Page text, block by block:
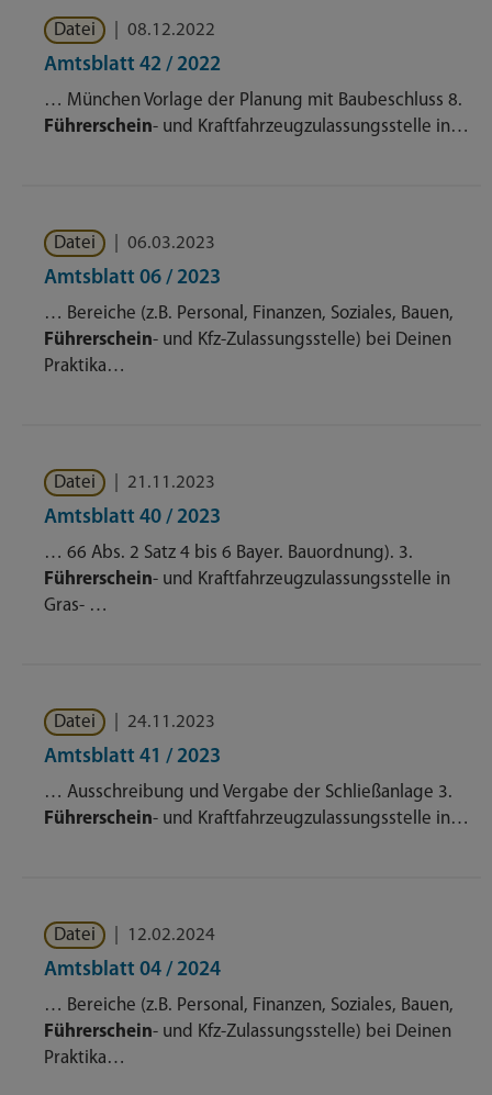
Datei 08.12.2022
Amtsblatt 42 / 2022
… München Vorlage der Planung mit Baubeschluss 8.
Führerschein- und Kraftfahrzeugzulassungsstelle in…
Datei 06.03.2023
Amtsblatt 06 / 2023
… Bereiche (z.B. Personal, Finanzen, Soziales, Bauen,
Führerschein- und Kfz-Zulassungsstelle) bei Deinen
Praktika…
Datei 21.11.2023
Amtsblatt 40 / 2023
… 66 Abs. 2 Satz 4 bis 6 Bayer. Bauordnung). 3.
Führerschein- und Kraftfahrzeugzulassungsstelle in
Gras- …
Datei 24.11.2023
Amtsblatt 41 / 2023
… Ausschreibung und Vergabe der Schließanlage 3.
Führerschein- und Kraftfahrzeugzulassungsstelle in…
Datei 12.02.2024
Amtsblatt 04 / 2024
… Bereiche (z.B. Personal, Finanzen, Soziales, Bauen,
Führerschein- und Kfz-Zulassungsstelle) bei Deinen
Praktika…